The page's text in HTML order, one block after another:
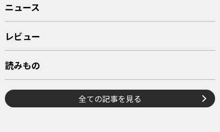
ニュース
レビュー
読みもの
全ての記事を見る